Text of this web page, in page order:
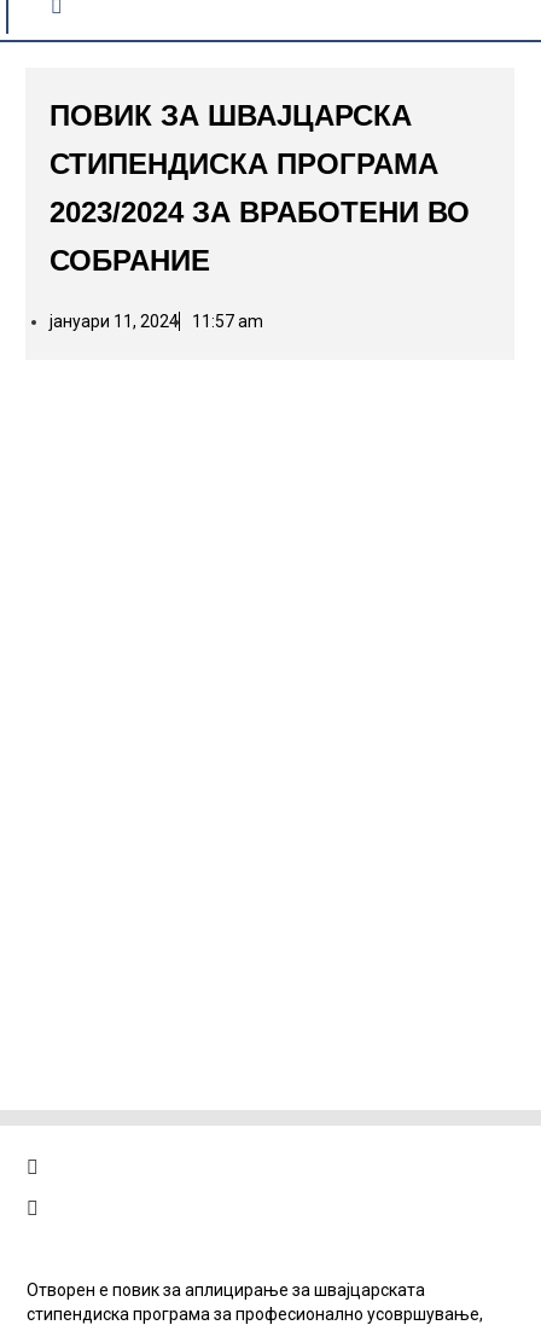
ПОВИК ЗА ШВАЈЦАРСКА
СТИПЕНДИСКА ПРОГРАМА
2023/2024 ЗА ВРАБОТЕНИ ВО
СОБРАНИЕ
јануари 11, 2024 11:57 am
Отворен е повик за аплицирање за швајцарската
стипендиска програма за професионално усовршување,